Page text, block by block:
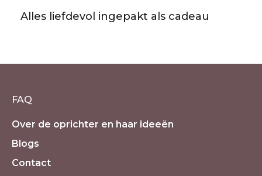
Alles liefdevol ingepakt als cadeau
FAQ
Over de oprichter en haar ideeën
Blogs
Contact